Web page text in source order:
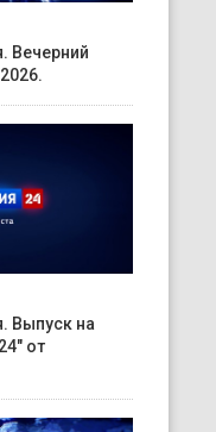
Вечерний
Выпуск на
от